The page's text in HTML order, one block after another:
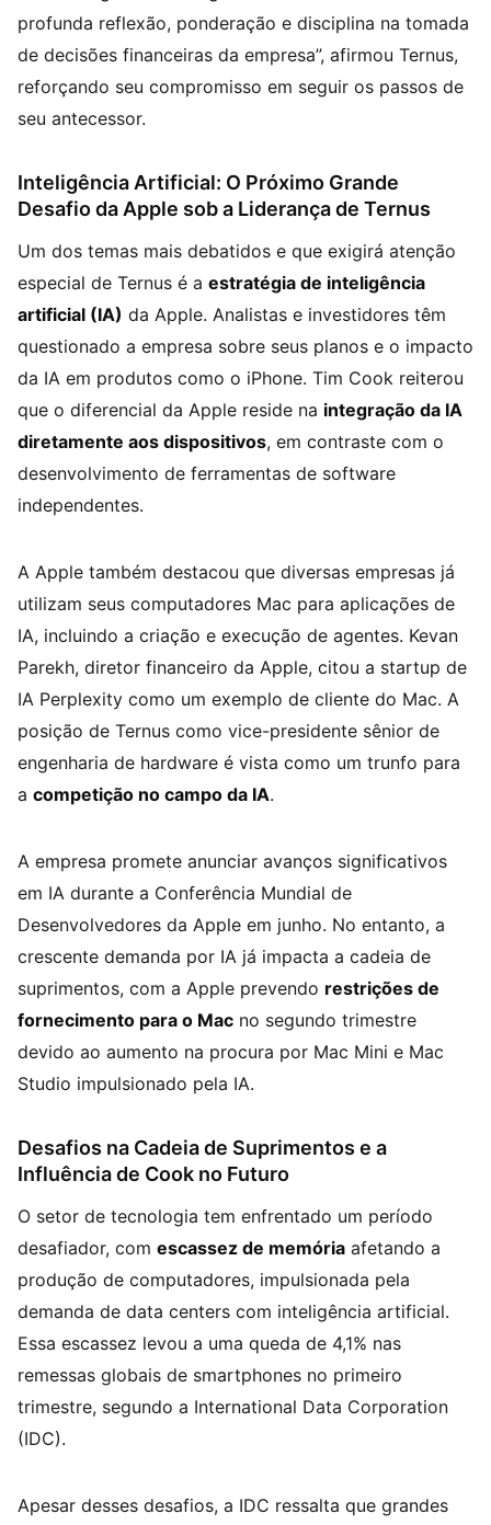
profunda reflexão, ponderação e disciplina na tomada
de decisões financeiras da empresa”, afirmou Ternus,
reforçando seu compromisso em seguir os passos de
seu antecessor.
Inteligência Artificial: O Próximo Grande
Desafio da Apple sob a Liderança de Ternus
Um dos temas mais debatidos e que exigirá atenção
especial de Ternus é a estratégia de inteligência
artificial (IA) da Apple. Analistas e investidores têm
questionado a empresa sobre seus planos e o impacto
da IA em produtos como o iPhone. Tim Cook reiterou
que o diferencial da Apple reside na integração da IA
diretamente aos dispositivos, em contraste com o
desenvolvimento de ferramentas de software
independentes.
A Apple também destacou que diversas empresas já
utilizam seus computadores Mac para aplicações de
IA, incluindo a criação e execução de agentes. Kevan
Parekh, diretor financeiro da Apple, citou a startup de
IA Perplexity como um exemplo de cliente do Mac. A
posição de Ternus como vice-presidente sênior de
engenharia de hardware é vista como um trunfo para
a competição no campo da IA.
A empresa promete anunciar avanços significativos
em IA durante a Conferência Mundial de
Desenvolvedores da Apple em junho. No entanto, a
crescente demanda por IA já impacta a cadeia de
suprimentos, com a Apple prevendo restrições de
fornecimento para o Mac no segundo trimestre
devido ao aumento na procura por Mac Mini e Mac
Studio impulsionado pela IA.
Desafios na Cadeia de Suprimentos e a
Influência de Cook no Futuro
O setor de tecnologia tem enfrentado um período
desafiador, com escassez de memória afetando a
produção de computadores, impulsionada pela
demanda de data centers com inteligência artificial.
Essa escassez levou a uma queda de 4,1% nas
remessas globais de smartphones no primeiro
trimestre, segundo a International Data Corporation
(IDC).
Apesar desses desafios, a IDC ressalta que grandes